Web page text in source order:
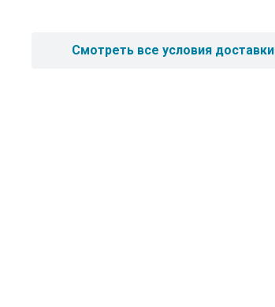
Смотреть все условия доставки